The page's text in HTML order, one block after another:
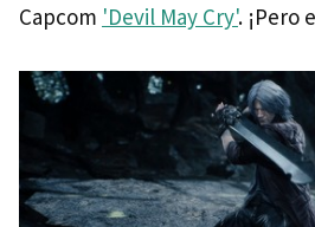
Capcom 'Devil May Cry'. ¡Pero